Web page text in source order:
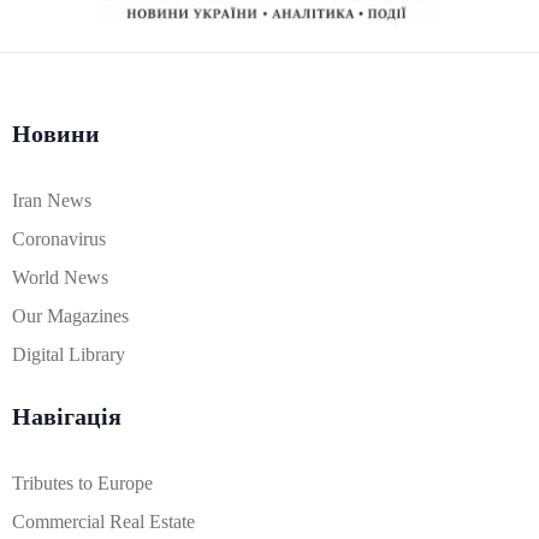
Новини
Iran News
Coronavirus
World News
Our Magazines
Digital Library
Навігація
Tributes to Europe
Commercial Real Estate